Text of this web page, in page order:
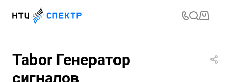
Tabor Генератор
сигналов